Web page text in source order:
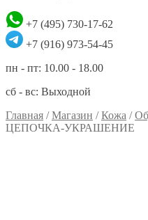
+7 (495) 730-17-62
+7 (916) 973-54-45
пн - пт: 10.00 - 18.00
сб - вс: Выходной
Главная /Магазин /Кожа /
ЦЕПОЧКА-УКРАШЕНИЕ